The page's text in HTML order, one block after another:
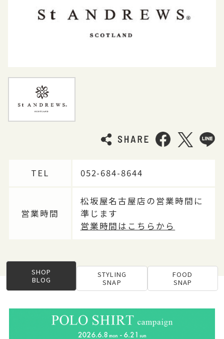
TEL 052-684-8644
営業時間
松坂屋名古屋店の営業時間に
準じます
営業時間はこちらから
SHOP
BLOG
STYLING
SNAP
FOOD
SNAP